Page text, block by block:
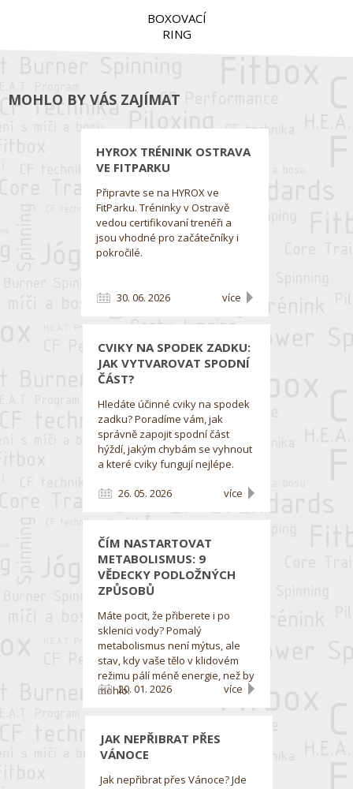
BOXOVACÍ
RING
MOHLO BY VÁS ZAJÍMAT
HYROX TRÉNINK OSTRAVA
VE FITPARKU
Připravte se na HYROX ve
FitParku. Tréninky v Ostravě
vedou certifikovaní trenéři a
jsou vhodné pro začátečníky i
pokročilé.
30. 06. 2026 více
CVIKY NA SPODEK ZADKU:
JAK VYTVAROVAT SPODNÍ
ČÁST?
Hledáte účinné cviky na spodek
zadku? Poradíme vám, jak
správně zapojit spodní část
hýždí, jakým chybám se vyhnout
a které cviky fungují nejlépe.
26. 05. 2026 více
ČÍM NASTARTOVAT
METABOLISMUS: 9
VĚDECKY PODLOŽNÝCH
ZPŮSOBŮ
Máte pocit, že přiberete i po
sklenici vody? Pomalý
metabolismus není mýtus, ale
stav, kdy vaše tělo v klidovém
režimu pálí méně energie, než by
mohlo.20. 01. 2026 více
JAK NEPŘIBRAT PŘES
VÁNOCE
Jak nepřibrat přes Vánoce? Jde